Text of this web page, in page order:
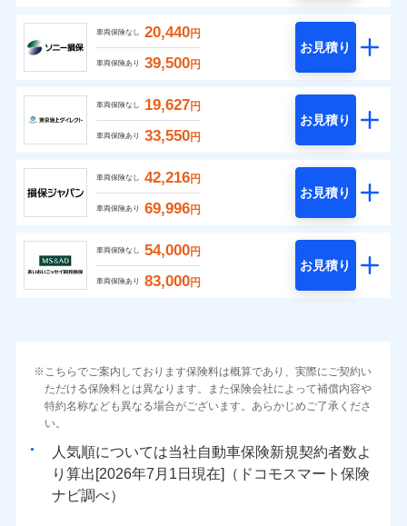
車両保険なし 20,440円
車両保険あり 39,500円
お見積り
車両保険なし 19,627円
車両保険あり 33,550円
お見積り
車両保険なし 42,216円
車両保険あり 69,996円
お見積り
車両保険なし 54,000円
車両保険あり 83,000円
お見積り
こちらでご案内しております保険料は概算であり、実際にご契約い
ただける保険料とは異なります。また保険会社によって補償内容や
特約名称なども異なる場合がございます。あらかじめご了承くださ
い。
人気順については当社
新規契約者数よ
り算出[
年 月
日現在]（ドコモスマート保険
ナビ調べ）